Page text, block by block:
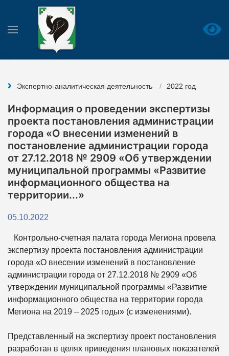
Экспертно-аналитическая деятельность 2022 год
Информация о проведении экспертизы
проекта постановления администрации
города «О внесении изменений в
постановление администрации города
от 27.12.2018 № 2909 «Об утверждении
муниципальной программы «Развитие
информационного общества на
территории...»
05.10.2022
Контрольно-счетная палата города Мегиона провела
экспертизу проекта постановления администрации
города «О внесении изменений в постановление
администрации города от 27.12.2018 № 2909 «Об
утверждении муниципальной программы «Развитие
информационного общества на территории города
Мегиона на 2019 – 2025 годы» (с изменениями).
Представленный на экспертизу проект постановления
разработан в целях приведения плановых показателей